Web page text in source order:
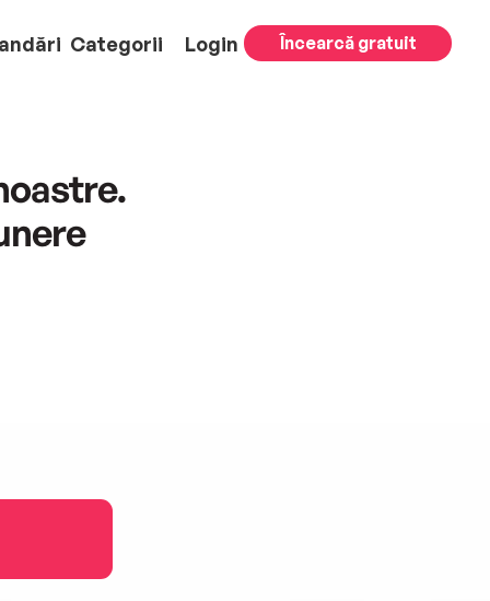
Categorii Login Încearcă gratuit